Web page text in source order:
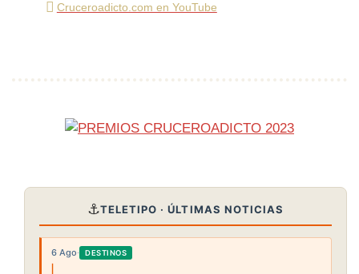
Cruceroadicto.com en YouTube
⚓TELETIPO · ÚLTIMAS NOTICIAS
6 Ago· DESTINOS